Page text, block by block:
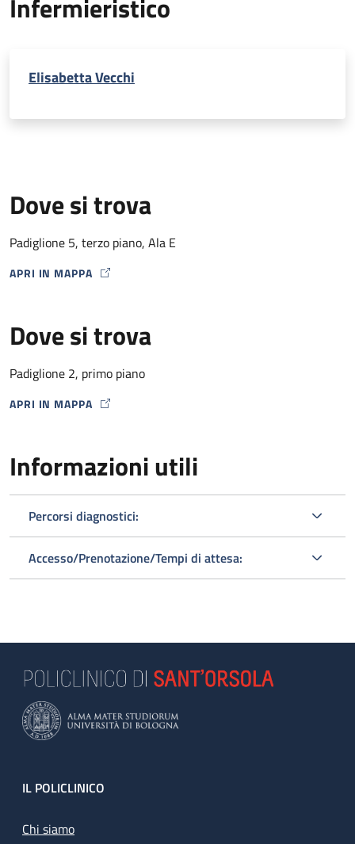
Infermieristico
Elisabetta Vecchi
Dove si trova
Padiglione 5, terzo piano, Ala E
APRI IN MAPPA
MAP ICON
Dove si trova
Padiglione 2, primo piano
APRI IN MAPPA
MAP ICON
Informazioni utili
Percorsi diagnostici:
Accesso/Prenotazione/Tempi di attesa:
Footer
IL POLICLINICO
Chi siamo